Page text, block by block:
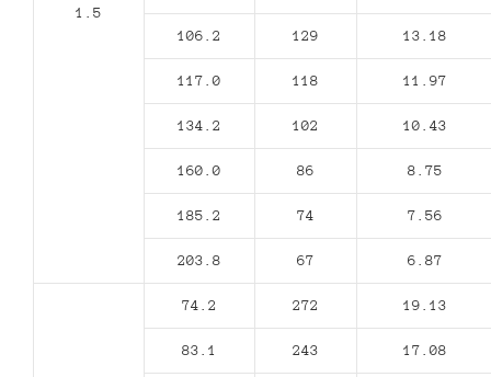
1.5
106.2
129 13.18
117.0 118 11.97
134.2 102 10.43
160.0 86 8.75
185.2 74 7.56
203.8 67 6.87
74.2 272 19.13
83.1 243 17.08